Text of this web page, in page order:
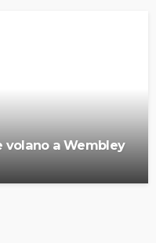
volano a Wembley